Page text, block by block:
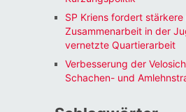
SP Kriens fordert stärkere
Zusammenarbeit in der
vernetzte Quartierarbeit
Verbesserung der
Schachen- und